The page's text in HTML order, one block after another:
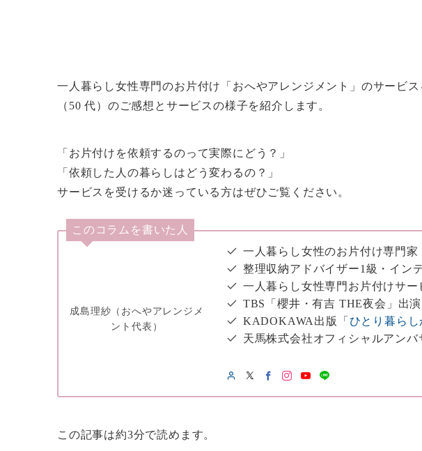
一人暮らし女性専門のお片付け「おへやアレンジメント」のサービ
（50 代）のご感想とサービスの様子を紹介します。
「お片付けを依頼するのって実際にどう？」
「依頼した人の暮らしはどう変わるの？」
サービスを受けるか迷っている方はぜひご覧ください。
このコラムを書いた人
成島理紗（おへやアレンジメ
ント代表）
一人暮らし女性のお片付け専門家
整理収納アドバイザー1級・イン
一人暮らし女性専門お片付けサー
TBS「櫻井・有吉 THE夜会」出
KADOKAWA出版「 ひとり暮ら
天馬株式会社オフィシャルアンバ
この記事は約3分で読めます。